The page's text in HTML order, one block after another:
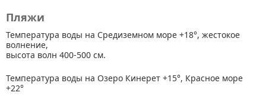
Пляжи
Температура воды на Средиземном море +18°, жестокое
волнение,
высота волн 400-500 см.
Температура воды на Озеро Кинерет +15°, Красное море
+22°